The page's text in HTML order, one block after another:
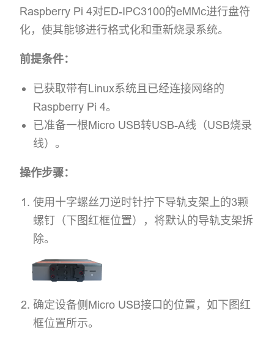
Raspberry Pi 4对ED-IPC3100的eMMc进行盘符
化，使其能够进行格式化和重新烧录系统。
前提条件：
已获取带有Linux系统且已经连接网络的
Raspberry Pi 4。
已准备一根Micro USB转USB-A线（USB烧录
线）。
操作步骤：
使用十字螺丝刀逆时针拧下导轨支架上的3颗
螺钉（下图红框位置），将默认的导轨支架拆
除。
确定设备侧Micro USB接口的位置，如下图红
框位置所示。